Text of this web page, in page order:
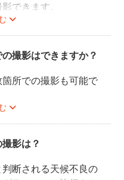
できます。
雰囲気を残せる、カ
高いです。
ス・タキシードだけ
ス、男性はハットを
蝶ネクタイをした
タイルも流行ってい
撮影はできますか？
所での撮影も可能で
影のイメージをフォ
しておくと撮影もス
ますよ。
影は？
断される天候不良の